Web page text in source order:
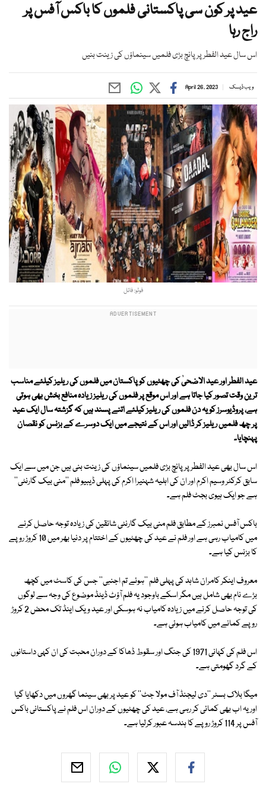
عید پر کون سی پاکستانی فلموں کا باکس آفس پر
راج رہا
اس سال عید الفطر پر پانچ بڑی فلمیں سینماؤں کی زینت بنیں
ویب ڈیسک April 26, 2023
فوٹو: فائل
عید الفطر اور عید الاضحیٰ کی چھٹیوں کو پاکستان میں فلموں کی ریلیز کیلئے مناسب
ترین وقت تصور کیا جاتا ہے اور اس موقع پر فلموں کی ریلیز زیادہ منافع بخش بھی ہوتی
ہے، پروڈیوسرز کو یہ دن فلموں کی ریلیز کیلئے اتنے پسند ہیں کہ گزشتہ سال ایک عید
پر چھ فلمیں ریلیز کر ڈالیں اور اس کے نتیجے میں ایک دوسرے کے بزنس کو نقصان
پہنچایا۔
اس سال بھی عید الفطر پر پانچ بڑی فلمیں سینماؤں کی زینت بنی ہیں جن میں سے ایک
سابق کرکٹر وسیم اکرم اور ان کی اہلیہ شہنیرا اکرم کی پہلی ڈیبیو فلم ''منی بیک گارنٹی''
ہے جو ایک ہیوی بجٹ فلم ہے۔
باکس آفس نمبرز کے مطابق فلم منی بیک گارنٹی شائقین کی زیادہ توجہ حاصل کرنے
میں کامیاب رہی ہے اور فلم نے عید کی چھٹیوں کے اختتام پر دنیا بھر میں 10 کروڑ روپے
کا بزنس کیا ہے۔
معروف اینکر کامران شاہد کی پہلی فلم ''ہوئے تم اجنبی'' جس کی کاسٹ میں کچھ
بڑے نام بھی شامل ہیں مگر اسکے باوجود یہ فلم آؤٹ ڈیٹڈ موضوع کی وجہ سے لوگوں
کی توجہ حاصل کرنے میں زیادہ کامیاب نہ ہوسکی اور عید ویک اینڈ تک محض 2 کروڑ
روپے کمانے میں کامیاب ہوئی ہے۔
اس فلم کی کہانی 1971 کی جنگ اور سقوط ڈھاکا کے دوران محبت کی ان کہی داستانوں
کے گرد گھومتی ہے۔
میگا بلاک بسٹر ''دی لیجنڈ آف مولا جٹ'' کو عید پر بھی سینما گھروں میں دکھایا گیا
اور یہ اب بھی کمائی کر رہی ہے، عید کی چھٹیوں کے دوران اس فلم نے پاکستانی باکس
آفس پر 114 کروڑ روپے کا ہندسہ عبور کرلیا ہے۔